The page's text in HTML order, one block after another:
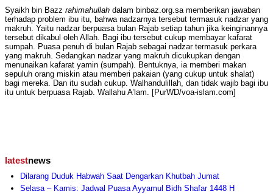
Syaikh bin Bazz rahimahullah dalam binbaz.org.sa memberikan jawaban
terhadap problem ibu itu, bahwa nadzarnya tersebut termasuk nadzar yang
makruh. Yaitu nadzar berpuasa bulan Rajab setiap tahun jika keinginannya
tersebut dikabul oleh Allah. Bagi ibu tersebut cukup membayar kafarat
sumpah. Puasa penuh di bulan Rajab sebagai nadzar termasuk perkara
yang makruh. Sedangkan nadzar yang makruh dicukupkan dengan
menunaikan kafarat yamin (sumpah). Bentuknya, ia memberi makan
sepuluh orang miskin atau memberi pakaian (yang cukup untuk shalat)
bagi mereka. Dan itu sudah cukup. Walhandulillah, dan tidak wajib bagi ibu
itu untuk berpuasa Rajab. Wallahu A’lam. [PurWD/voa-islam.com]
latestnews
Dilarang Duduk Habwah Saat Dengarkan Khutbah Jumat
Selasa – Kamis: Jadwal Puasa Ayyamul Bidh Shafar 1448 H